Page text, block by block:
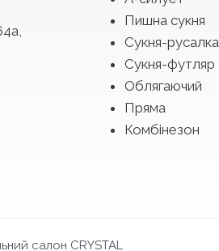
Пишна сукня
Сукня-русалка
Сукня-футляр
Облягаючий
Пряма
Комбінезон
салон CRYSTAL